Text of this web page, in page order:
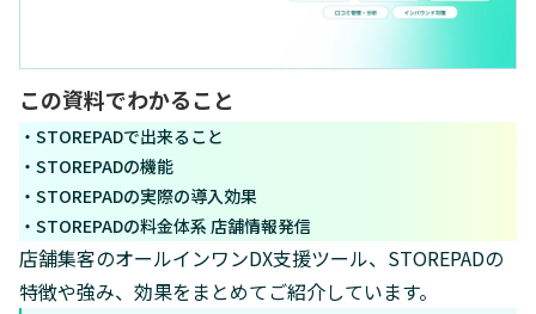
この資料でわかること
・STOREPADで出来ること
・STOREPADの機能
・STOREPADの実際の導入効果
・STOREPADの料金体系 店舗情報発信
店舗集客のオールインワンDX支援ツール、STOREPADの
特徴や強み、効果をまとめてご紹介しています。